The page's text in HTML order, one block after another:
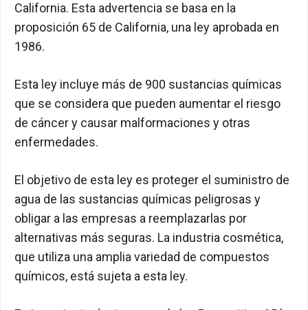
California. Esta advertencia se basa en la
proposición 65 de California, una ley aprobada en
1986.
Esta ley incluye más de 900 sustancias químicas
que se considera que pueden aumentar el riesgo
de cáncer y causar malformaciones y otras
enfermedades.
El objetivo de esta ley es proteger el suministro de
agua de las sustancias químicas peligrosas y
obligar a las empresas a reemplazarlas por
alternativas más seguras. La industria cosmética,
que utiliza una amplia variedad de compuestos
químicos, está sujeta a esta ley.